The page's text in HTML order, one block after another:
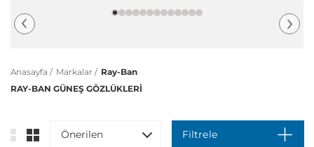
Anasayfa / Markalar / Ray-Ban
RAY-BAN GÜNEŞ GÖZLÜKLERİ
Önerilen Filtrele